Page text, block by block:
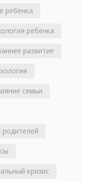
ребенка
ребенка
развитие
семьи
кризис